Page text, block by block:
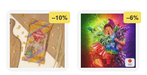
–10% –6%